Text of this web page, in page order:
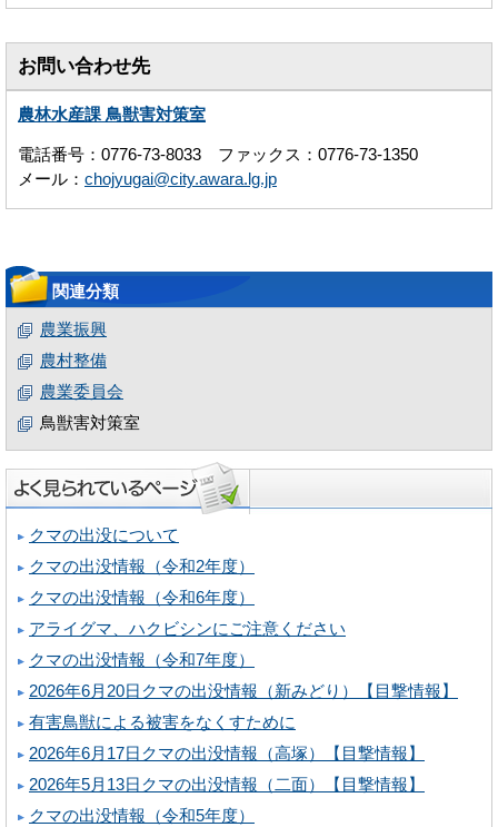
お問い合わせ先
農林水産課 鳥獣害対策室
電話番号：0776-73-8033 ファックス：0776-73-1350
メール： chojyugai@city.awara.lg.jp
関連分類
農業振興
農村整備
農業委員会
鳥獣害対策室
クマの出没について
クマの出没情報（令和2年度）
クマの出没情報（令和6年度）
アライグマ、ハクビシンにご注意ください
クマの出没情報（令和7年度）
2026年6月20日クマの出没情報（新みどり）【目撃情報】
有害鳥獣による被害をなくすために
2026年6月17日クマの出没情報（高塚）【目撃情報】
2026年5月13日クマの出没情報（二面）【目撃情報】
クマの出没情報（令和5年度）